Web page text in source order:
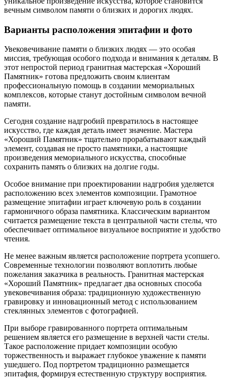
вечным символом памяти о близких и дорогих людях.
Варианты расположения эпитафии и фото
Увековечивание памяти о близких людях — это особая
миссия, требующая особого подхода и внимания к деталям. В
этот непростой период гранитная мастерская «Хороший
Памятник» готова предложить своим клиентам
профессиональную помощь в создании мемориальных
комплексов, которые станут достойным символом вечной
памяти.
Сегодня создание надгробий превратилось в настоящее
искусство, где каждая деталь имеет значение. Мастера
«Хороший Памятник» тщательно прорабатывают каждый
элемент, создавая не просто памятники, а настоящие
произведения мемориального искусства, способные
сохранить память о близких на долгие годы.
Особое внимание при проектировании надгробия уделяется
расположению всех элементов композиции. Грамотное
размещение эпитафии играет ключевую роль в создании
гармоничного образа памятника. Классическим вариантом
считается размещение текста в центральной части стелы, что
обеспечивает оптимальное визуальное восприятие и удобство
чтения.
Не менее важным является расположение портрета усопшего.
Современные технологии позволяют воплотить любые
пожелания заказчика в реальность. Гранитная мастерская
«Хороший Памятник» предлагает два основных способа
увековечивания образа: традиционную художественную
гравировку и инновационный метод с использованием
стеклянных элементов с фотографией.
При выборе гравированного портрета оптимальным
решением является его размещение в верхней части стелы.
Такое расположение придает композиции особую
торжественность и выражает глубокое уважение к памяти
ушедшего. Под портретом традиционно размещается
эпитафия, формируя естественную структуру восприятия.